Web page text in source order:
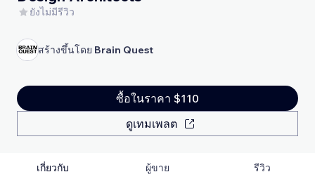
ยังไม่มีรีวิว
สร้างขึ้นโดย Brain Quest
ซื้อในราคา $110
ดูเทมเพลต
เกี่ยวกับ ผู้ขาย รีวิว